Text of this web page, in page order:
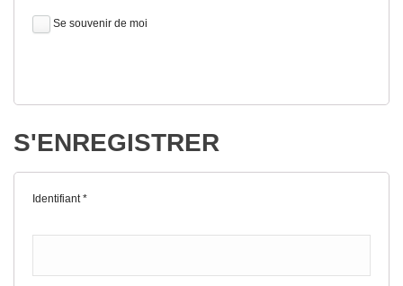
Se souvenir de moi
S'ENREGISTRER
Identifiant*